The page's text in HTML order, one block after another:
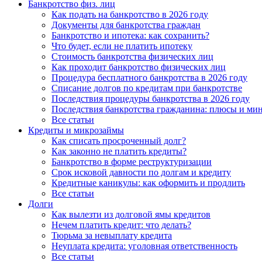
Банкротство физ. лиц
Как подать на банкротство в 2026 году
Документы для банкротства граждан
Банкротство и ипотека: как сохранить?
Что будет, если не платить ипотеку
Стоимость банкротства физических лиц
Как проходит банкротство физических лиц
Процедура бесплатного банкротства в 2026 году
Списание долгов по кредитам при банкротстве
Последствия процедуры банкротства в 2026 году
Последствия банкротства гражданина: плюсы и
Все статьи
Кредиты и микрозаймы
Как списать просроченный долг?
Как законно не платить кредиты?
Банкротство в форме реструктуризации
Срок исковой давности по долгам и кредиту
Кредитные каникулы: как оформить и продлить
Все статьи
Долги
Как вылезти из долговой ямы кредитов
Нечем платить кредит: что делать?
Тюрьма за невыплату кредита
Неуплата кредита: уголовная ответственность
Все статьи